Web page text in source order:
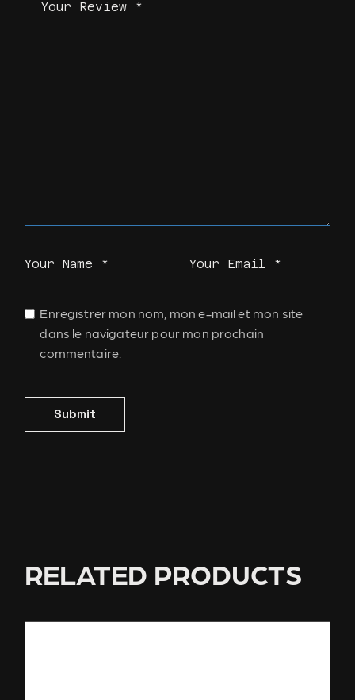
Enregistrer mon nom, mon e-mail et mon site
dans le navigateur pour mon prochain
commentaire.
Submit
RELATED PRODUCTS